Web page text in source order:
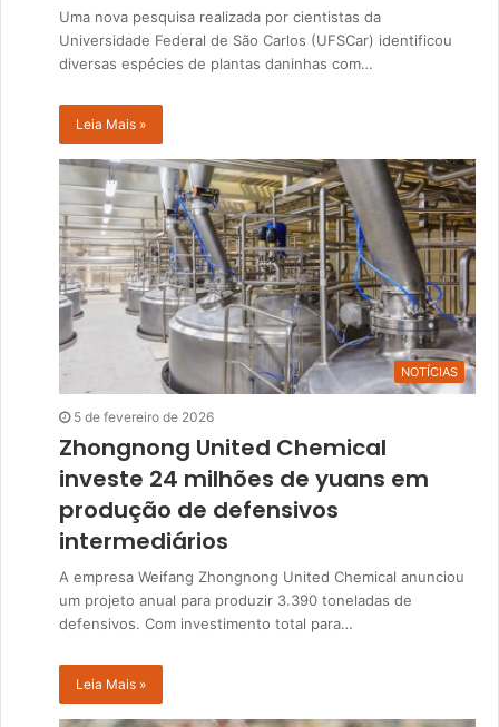
Uma nova pesquisa realizada por cientistas da
Universidade Federal de São Carlos (UFSCar) identificou
diversas espécies de plantas daninhas com…
Leia Mais »
NOTÍCIAS
5 de fevereiro de 2026
Zhongnong United Chemical
investe 24 milhões de yuans em
produção de defensivos
intermediários
A empresa Weifang Zhongnong United Chemical anunciou
um projeto anual para produzir 3.390 toneladas de
defensivos. Com investimento total para…
Leia Mais »